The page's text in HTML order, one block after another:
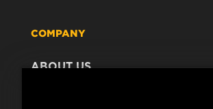
COMPANY
ABOUT US